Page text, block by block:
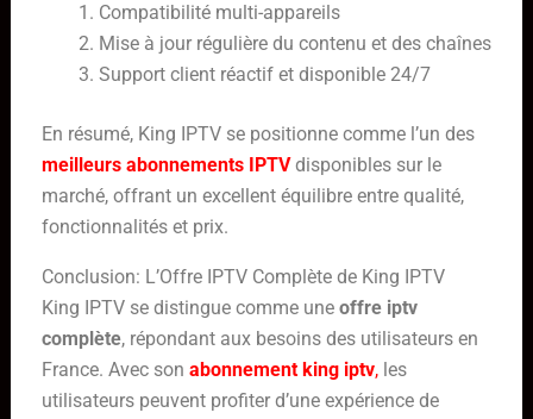
Compatibilité multi-appareils
Mise à jour régulière du contenu et des chaînes
Support client réactif et disponible 24/7
En résumé, King IPTV se positionne comme l’un des
meilleurs abonnements IPTVdisponibles sur le
marché, offrant un excellent équilibre entre qualité,
fonctionnalités et prix.
Conclusion: L’Offre IPTV Complète de King IPTV
King IPTV se distingue comme une offre iptv
complète, répondant aux besoins des utilisateurs en
France. Avec son abonnement king iptv,les
utilisateurs peuvent profiter d’une expérience de